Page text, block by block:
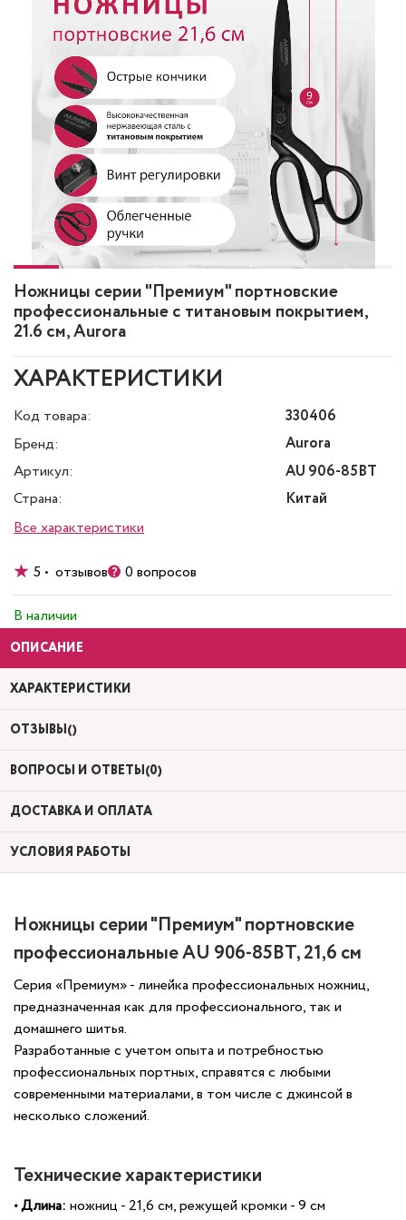
Ножницы серии "Премиум" портновские
профессиональные с титановым покрытием,
21.6 см, Aurora
ХАРАКТЕРИСТИКИ
Код товара:
330406
Бренд:
Aurora
Артикул:
AU 906-85BT
Страна:
Китай
Все характеристики
5 • отзывов 0 вопросов
В наличии
ОПИСАНИЕ
ХАРАКТЕРИСТИКИ
ОТЗЫВЫ()
ВОПРОСЫ И ОТВЕТЫ(0)
ДОСТАВКА И ОПЛАТА
УСЛОВИЯ РАБОТЫ
Ножницы серии "Премиум" портновские
профессиональные AU 906-85BT, 21,6 см
Серия «Премиум» - линейка профессиональных ножниц,
предназначенная как для профессионального, так и
домашнего шитья.
Разработанные с учетом опыта и потребностью
профессиональных портных, справятся с любыми
современными материалами, в том числе с джинсой в
несколько сложений.
Технические характеристики
•Длина: ножниц - 21,6 см, режущей кромки - 9 см